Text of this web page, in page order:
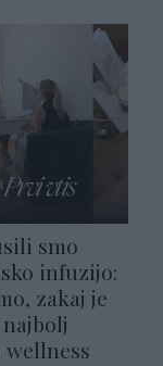
smo
infuzijo:
zakaj je
wellness